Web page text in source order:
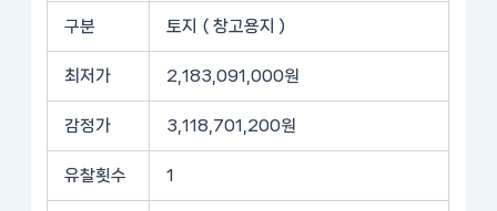
구분 토지 ( 창고용지 )
최저가 2,183,091,000원
감정가 3,118,701,200원
유찰횟수 1